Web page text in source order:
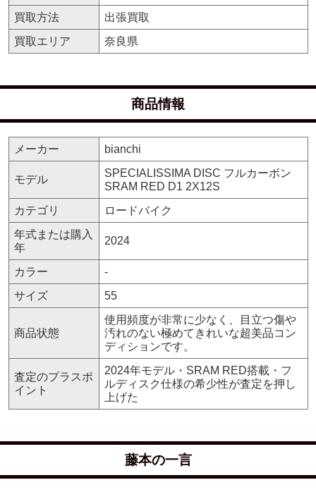
買取方法
出張買取
買取エリア
奈良県
商品情報
メーカー bianchi
モデル
SPECIALISSIMA DISC フルカーボン
SRAM RED D1 2X12S
カテゴリ
ロードバイク
年式または購入
年
2024
カラー
-
サイズ
55
商品状態
使用頻度が非常に少なく、目立つ傷や
汚れのない極めてきれいな超美品コン
ディションです。
査定のプラスポ
イント
2024年モデル・SRAM RED搭載・フ
ルディスク仕様の希少性が査定を押し
上げた
藤本の一言